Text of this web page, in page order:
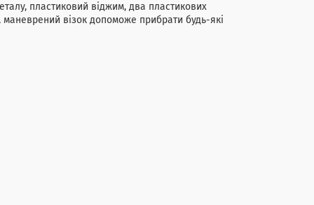
пластиковий віджим, два пластикових
маневрений візок допоможе прибрати будь-які